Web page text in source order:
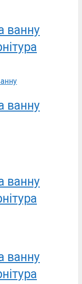
ванну
ванну
ванну
ванну